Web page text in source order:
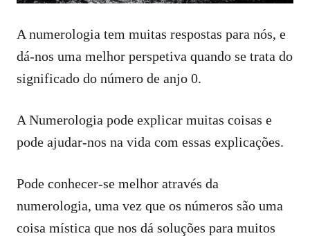
A numerologia tem muitas respostas para nós, e
dá-nos uma melhor perspetiva quando se trata do
significado do número de anjo 0.
A Numerologia pode explicar muitas coisas e
pode ajudar-nos na vida com essas explicações.
Pode conhecer-se melhor através da
numerologia, uma vez que os números são uma
coisa mística que nos dá soluções para muitos